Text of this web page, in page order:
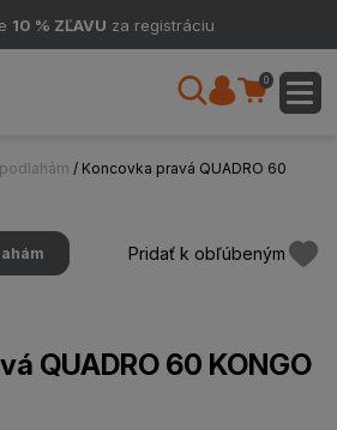
10 % ZĽAVU za registráciu
0
/ Koncovka pravá QUADRO 60
Pridať k obľúbeným
QUADRO 60 KONGO